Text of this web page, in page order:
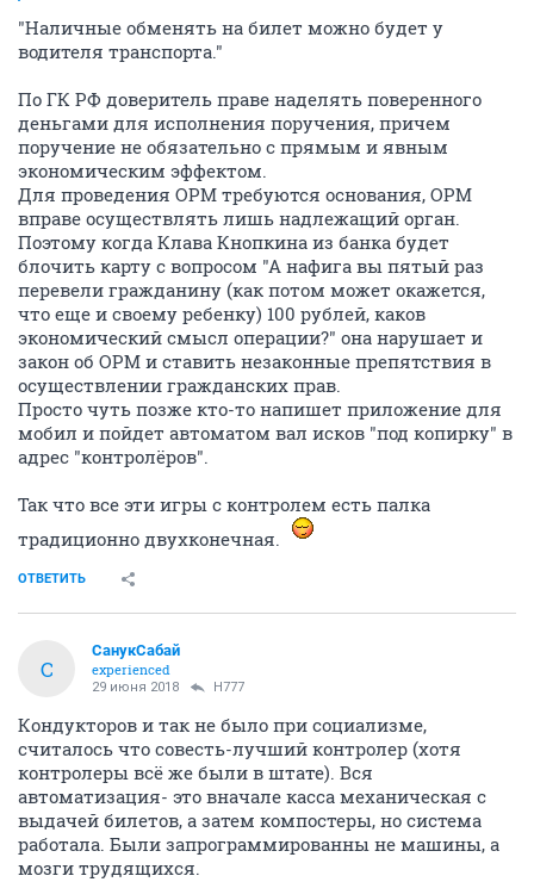
"Наличные обменять на билет можно будет у
водителя транспорта."
По ГК РФ доверитель праве наделять поверенного
деньгами для исполнения поручения, причем
поручение не обязательно с прямым и явным
экономическим эффектом.
Для проведения ОРМ требуются основания, ОРМ
вправе осуществлять лишь надлежащий орган.
Поэтому когда Клава Кнопкина из банка будет
блочить карту с вопросом "А нафига вы пятый раз
перевели гражданину (как потом может окажется,
что еще и своему ребенку) 100 рублей, каков
экономический смысл операции?" она нарушает и
закон об ОРМ и ставить незаконные препятствия в
осуществлении гражданских прав.
Просто чуть позже кто-то напишет приложение для
мобил и пойдет автоматом вал исков "под копирку" в
адрес "контролёров".
Так что все эти игры с контролем есть палка
традиционно двухконечная.
ОТВЕТИТЬ
С
СанукСабай
experienced
29 июня 2018 H777
Кондукторов и так не было при социализме,
считалось что совесть-лучший контролер (хотя
контролеры всё же были в штате). Вся
автоматизация- это вначале касса механическая с
выдачей билетов, а затем компостеры, но система
работала. Были запрограммированны не машины, а
мозги трудящихся.